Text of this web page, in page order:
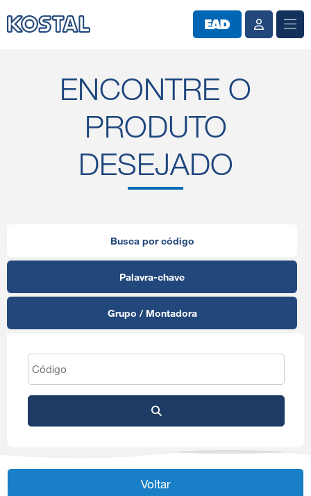
ENCONTRE O
PRODUTO
DESEJADO
Busca por código
Palavra-chave
Grupo / Montadora
Voltar